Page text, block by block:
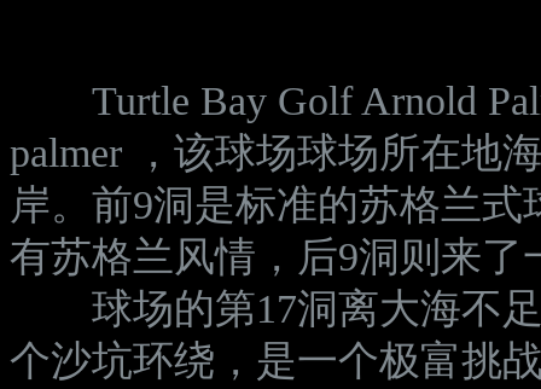
Turtle Bay Golf Arnold
palmer ，该球场球场所在地
岸。前9洞是标准的苏格兰
有苏格兰风情，后9洞则来了
球场的第17洞离大海不足
个沙坑环绕，是一个极富挑